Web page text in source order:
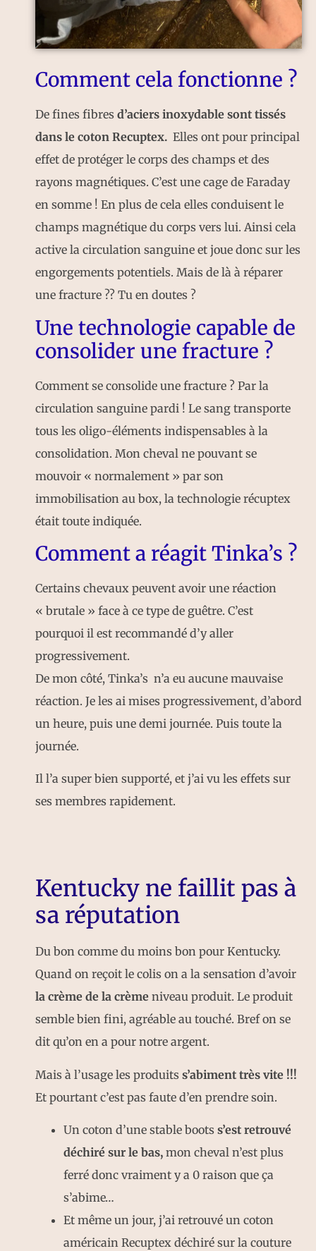
Comment cela fonctionne ?
De fines fibres d’aciers inoxydable sont tissés
dans le coton Recuptex. Elles ont pour principal
effet de protéger le corps des champs et des
rayons magnétiques. C’est une cage de Faraday
en somme ! En plus de cela elles conduisent le
champs magnétique du corps vers lui. Ainsi cela
active la circulation sanguine et joue donc sur les
engorgements potentiels. Mais de là à réparer
une fracture ?? Tu en doutes ?
Une technologie capable de
consolider une fracture ?
Comment se consolide une fracture ? Par la
circulation sanguine pardi ! Le sang transporte
tous les oligo-éléments indispensables à la
consolidation. Mon cheval ne pouvant se
mouvoir « normalement » par son
immobilisation au box, la technologie récuptex
était toute indiquée.
Comment a réagit Tinka’s ?
Certains chevaux peuvent avoir une réaction
« brutale » face à ce type de guêtre. C’est
pourquoi il est recommandé d’y aller
progressivement.
De mon côté, Tinka’s n’a eu aucune mauvaise
réaction. Je les ai mises progressivement, d’abord
un heure, puis une demi journée. Puis toute la
journée.
Il l’a super bien supporté, et j’ai vu les effets sur
ses membres rapidement.
Kentucky ne faillit pas à
sa réputation
Du bon comme du moins bon pour Kentucky.
Quand on reçoit le colis on a la sensation d’avoir
la crème de la crème niveau produit. Le produit
semble bien fini, agréable au touché. Bref on se
dit qu’on en a pour notre argent.
Mais à l’usage les produits s’abiment très vite !!!
Et pourtant c’est pas faute d’en prendre soin.
Un coton d’une stable boots s’est retrouvé
déchiré sur le bas, mon cheval n’est plus
ferré donc vraiment y a 0 raison que ça
s’abime…
Et même un jour, j’ai retrouvé un coton
américain Recuptex déchiré sur la couture